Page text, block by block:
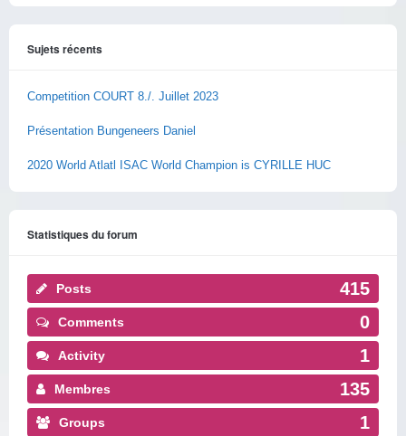
Sujets récents
Competition COURT 8./. Juillet 2023
Présentation Bungeneers Daniel
2020 World Atlatl ISAC World Champion is CYRILLE HUC
Statistiques du forum
Posts 415
Comments 0
Activity 1
Membres 135
Groups 1